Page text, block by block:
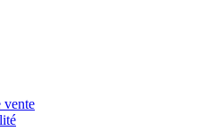
vente